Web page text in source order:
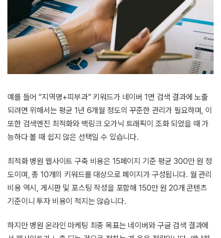
예를 들어 “지역명+피부과” 키워드가 네이버 1면 검색 결과에 노출
되려면 위해서는 평균 1년 6개월 정도의 꾸준한 관리가 필요하며, 이
또한 검색엔진 최적화와 백링크 오가닉 트래픽이 조화 되었을 때 가
능하다 볼 때 쉽지 않은 선택일 수 있습니다.
최적화 병원 웹사이트 구축 비용은 15페이지 기준 평균 300만 원 정
도이며, 총 10개의 키워드를 대상으로 페이지가 구성됩니다. 월 관리
비용 역시, 게시판 및 포스팅 작성을 포함해 150만 원 20개 콘텐츠
기준이니 투자 비용이 적지는 않습니다.
하지만 병원 온라인 마케팅 최종 목표는 네이버와 구글 검색 결과에